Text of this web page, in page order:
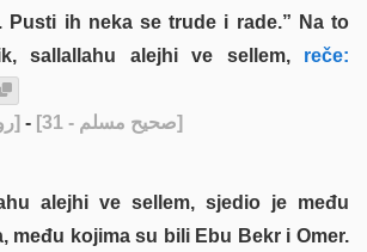
Pusti ih neka se trude i rade.” Na to
sallallahu alejhi ve sellem,reče:
- [رواه مسلم] - [صحيح مسلم - 31]
alejhi ve sellem, sjedio je među
među kojima su bili Ebu Bekr i Omer.